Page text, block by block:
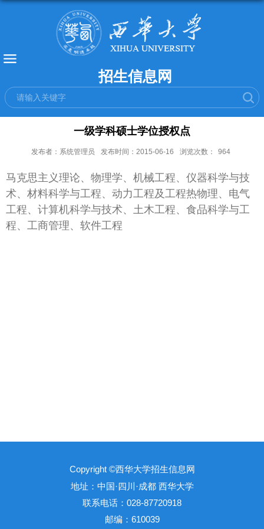
招生信息网
一级学科硕士学位授权点
发布者：系统管理员 发布时间：2015-06-16 浏览次数： 964
马克思主义理论、物理学、机械工程、仪器科学与技
术、材料科学与工程、动力工程及工程热物理、电气
工程、计算机科学与技术、土木工程、食品科学与工
程、工商管理、软件工程
Copyright ©西华大学招生信息网
地址：中国·四川·成都 西华大学
联系电话：028-87720918
邮编：610039